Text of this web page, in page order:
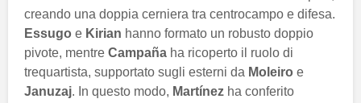
creando una doppia cerniera tra centrocampo e difesa.
Essugo e Kirian hanno formato un robusto doppio
pivote, mentre Campaña ha ricoperto il ruolo di
trequartista, supportato sugli esterni da Moleiro e
Januzaj. In questo modo, Martínez ha conferito